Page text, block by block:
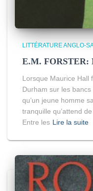
LITTÉRATURE ANGLO-
E.M. FORSTER:
Lorsque Maurice Hall
Durham sur les bancs
qu’un jeune homme
tranquille qu’attend
Entre les Lire la suite